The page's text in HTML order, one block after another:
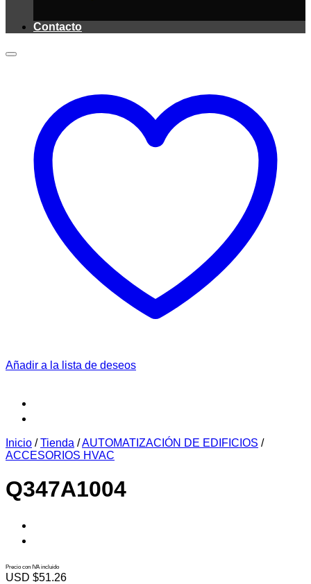
Contacto
Añadir a la lista de deseos
Inicio / Tienda /AUTOMATIZACIÓN DE EDIFICIOS /
ACCESORIOS HVAC
Q347A1004
Precio con IVA incluido
USD $51.26